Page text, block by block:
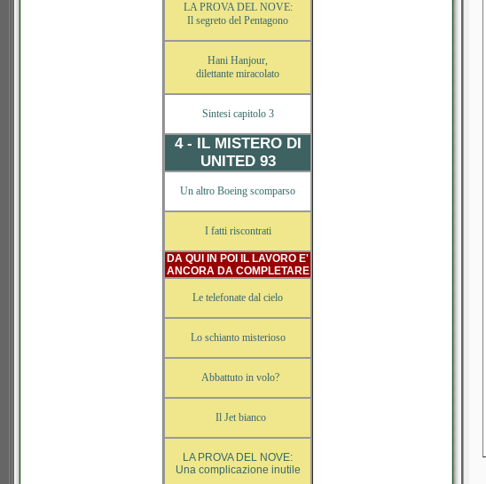
LA PROVA DEL NOVE:
Il segreto del Pentagono
Hani Hanjour,
dilettante miracolato
Sintesi capitolo 3
4 - IL MISTERO DI
UNITED 93
Un altro Boeing scomparso
I fatti riscontrati
DA QUI IN POI IL LAVORO E'
ANCORA DA COMPLETARE
Le telefonate dal cielo
Lo schianto misterioso
Abbattuto in volo?
Il Jet bianco
LA PROVA DEL NOVE:
Una complicazione inutile